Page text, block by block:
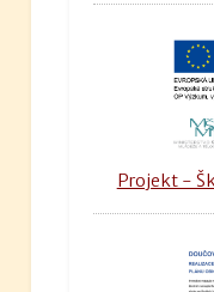
Projekt -